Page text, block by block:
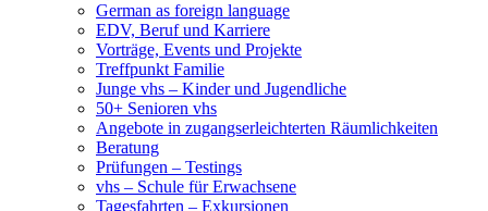
German as foreign language
EDV, Beruf und Karriere
Vorträge, Events und Projekte
Treffpunkt Familie
Junge vhs – Kinder und Jugendliche
50+ Senioren vhs
Angebote in zugangserleichterten Räumlichkeiten
Beratung
Prüfungen – Testings
vhs – Schule für Erwachsene
Tagesfahrten – Exkursionen